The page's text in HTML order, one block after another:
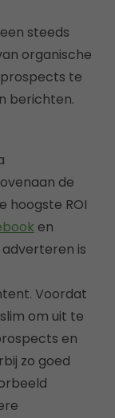
steeds
organische
te
berichten.
de
hoogste ROI
en
adverteren is
Voordat
om uit te
en
zo goed